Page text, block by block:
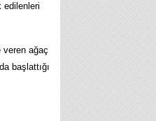
edilenleri
veren ağaç
başlattığı